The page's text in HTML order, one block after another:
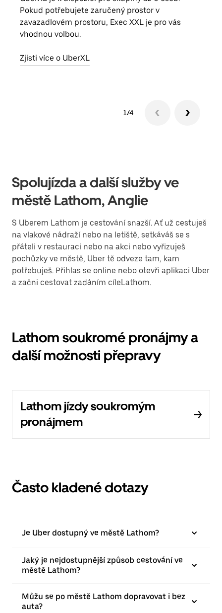
Pokud potřebujete zaručený prostor v
zavazadlovém prostoru, Exec XXL je pro vás
vhodnou volbou.
Zjisti více o UberXL
1/4
Spolujízda a další služby ve
městě Lathom, Anglie
S Uberem Lathom je cestování snazší. Ať už cestuješ
na vlakové nádraží nebo na letiště, setkáváš se s
přáteli v restauraci nebo na akci nebo vyřizuješ
pochůzky ve městě, Uber tě odveze tam, kam
potřebuješ. Přihlas se online nebo otevři aplikaci Uber
a začni cestovat zadáním cíleLathom.
Lathom soukromé pronájmy a
další možnosti přepravy
Lathom jízdy soukromým
pronájmem
Často kladené dotazy
Je Uber dostupný ve městě Lathom?
Jaký je nejdostupnější způsob cestování ve
městě Lathom?
Můžu se po městě Lathom dopravovat i bez
auta?